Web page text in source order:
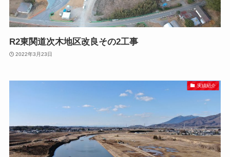
R2東関道次木地区改良その2工事
2022年3月23日
実績紹介